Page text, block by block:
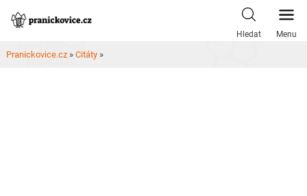
Skip
Hledat Menu
Pranickovice.cz » Citáty »